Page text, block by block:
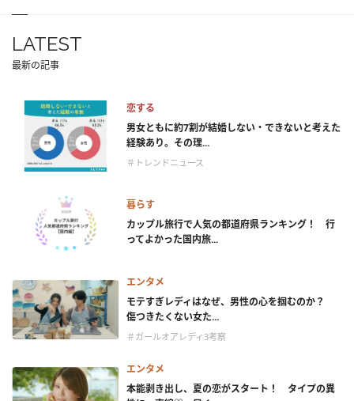
LATEST
最新の記事
恋する
男女ともに約7割が結婚しない・できないと考えた
経験あり。その理...
＃トレンドニュース
暮らす
カップル旅行で人気の都道府県ランキング！ 行
ってよかった国内旅...
エンタメ
モテすぎレディはなぜ、男性の心を掴むのか？
傷つきたくない女た...
＃ガールオアレディ3考察
エンタメ
本能剥き出し、夏の恋がスタート！ タイプの異